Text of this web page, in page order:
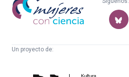
con
ciencia
Un proyecto de: